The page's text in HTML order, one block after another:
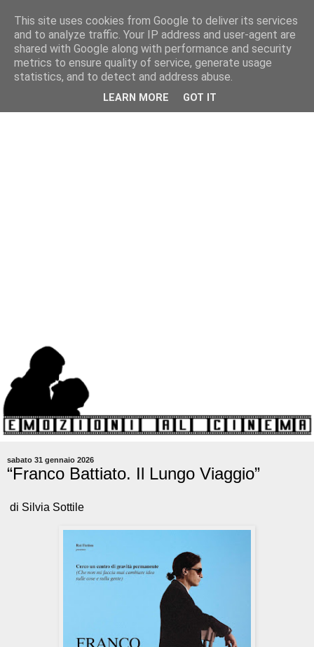
sabato 31 gennaio 2026
“Franco Battiato. Il Lungo Viaggio”
di Silvia Sottile
This site uses cookies from Google to deliver its services
and to analyze traffic. Your IP address and user-agent are
shared with Google along with performance and security
metrics to ensure quality of service, generate usage
statistics, and to detect and address abuse.
LEARN MORE GOT IT